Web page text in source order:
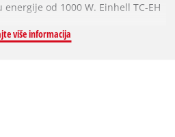
od 1000 W. Einhell TC-EH
Bez kolotura, maksimalno
sklopkom i stoga je
više informacija